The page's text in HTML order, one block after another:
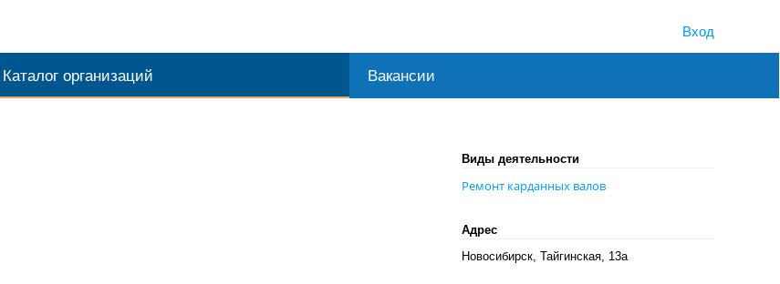
Вход
Каталог организаций Вакансии
Виды деятельности
Ремонт карданных валов
Адрес
Новосибирск, Тайгинская, 13а